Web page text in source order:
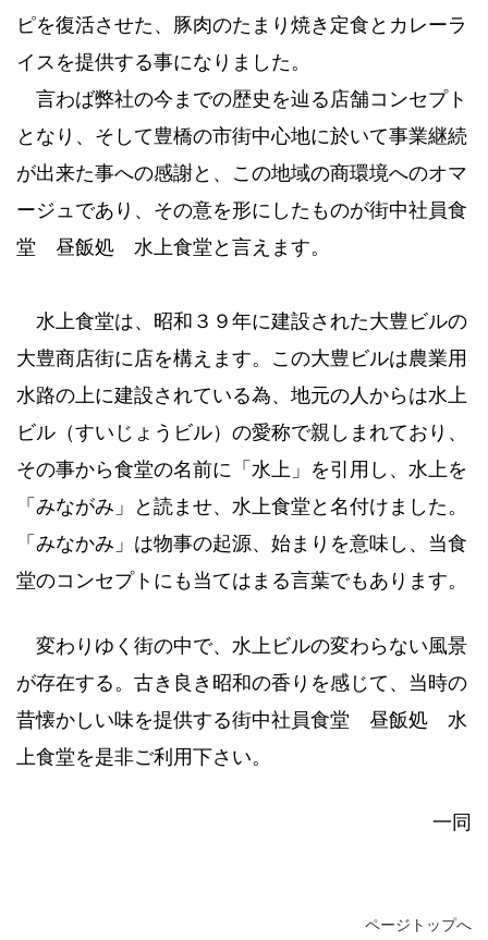
ピを復活させた、豚肉のたまり焼き定食とカレーラ
イスを提供する事になりました。
言わば弊社の今までの歴史を辿る店舗コンセプト
となり、そして豊橋の市街中心地に於いて事業継続
が出来た事への感謝と、この地域の商環境へのオマ
ージュであり、その意を形にしたものが街中社員食
堂 昼飯処 水上食堂と言えます。
水上食堂は、昭和３９年に建設された大豊ビルの
大豊商店街に店を構えます。この大豊ビルは農業用
水路の上に建設されている為、地元の人からは水上
ビル（すいじょうビル）の愛称で親しまれており、
その事から食堂の名前に「水上」を引用し、水上を
「みながみ」と読ませ、水上食堂と名付けました。
「みなかみ」は物事の起源、始まりを意味し、当食
堂のコンセプトにも当てはまる言葉でもあります。
変わりゆく街の中で、水上ビルの変わらない風景
が存在する。古き良き昭和の香りを感じて、当時の
昔懐かしい味を提供する街中社員食堂 昼飯処 水
上食堂を是非ご利用下さい。
一同
ページトップへ